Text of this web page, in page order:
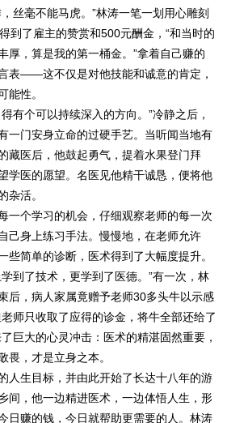
毫不能马虎。”林涛一笔一划用心雕刻
到了雇主的赞赏和500元酬金，“和当时的
厚，算是我的第一桶金。”拿着自己赚的
表——这不仅是对他技能和诚意的肯定，
能性。
个可以持续深入的方向。”冷静之后，
一门安身立命的过硬手艺。当听闻当地有
藏医后，他鼓起勇气，提着水果登门拜
学医的愿望。名医见他精干诚恳，便将他
杂活。
个学习的机会，仔细观察老师的每一次
己身上练习手法。慢慢地，在老师允许
些简单的诊断，医术得到了大幅度提升。
了技术，更学到了医德。”有一次，林
后，病人家属竟赠予老师30多头牛以示感
师只收取了应得的诊金，将牛全部还给了
巨大的心灵冲击：医术的精湛固然重要，
畏，才是立身之本。
生目标，并由此开始了长达十八年的游
间，他一边精进医术，一边体悟人生，形
日赚的钱，今日就帮助更需要的人。林涛